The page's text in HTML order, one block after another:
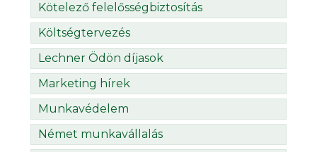
Kötelező felelősségbiztosítás
Költségtervezés
Lechner Ödön díjasok
Marketing hírek
Munkavédelem
Német munkavállalás